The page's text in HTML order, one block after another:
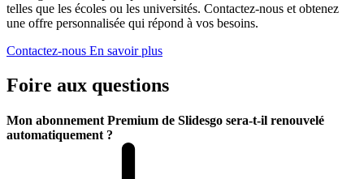
telles que les écoles ou les universités. Contactez-nous et obtenez
une offre personnalisée qui répond à vos besoins.
Contactez-nous En savoir plus
Foire aux questions
Mon abonnement Premium de Slidesgo sera-t-il renouvelé
automatiquement ?